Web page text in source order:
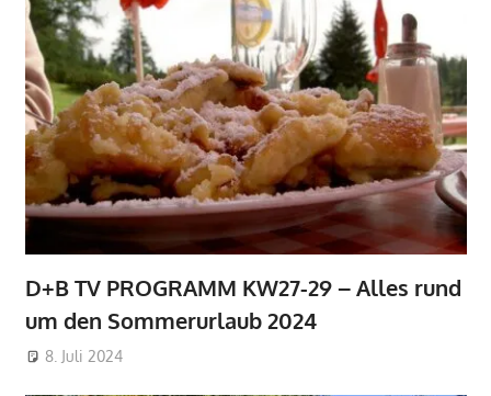
D+B TV PROGRAMM KW27-29 – Alles rund
um den Sommerurlaub 2024
8. Juli 2024